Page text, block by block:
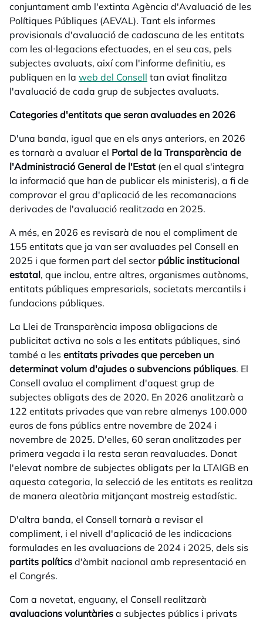
conjuntament amb l'extinta Agència d'Avaluació de les
Polítiques Públiques (AEVAL). Tant els informes
provisionals d'avaluació de cadascuna de les entitats
com les al·legacions efectuades, en el seu cas, pels
subjectes avaluats, així com l'informe definitiu, es
publiquen en la web del Consell tan aviat finalitza
l'avaluació de cada grup de subjectes avaluats.
Categories d'entitats que seran avaluades en 2026
D'una banda, igual que en els anys anteriors, en 2026
es tornarà a avaluar el Portal de la Transparència de
l'Administració General de l'Estat (en el qual s'integra
la informació que han de publicar els ministeris), a fi de
comprovar el grau d'aplicació de les recomanacions
derivades de l'avaluació realitzada en 2025.
A més, en 2026 es revisarà de nou el compliment de
155 entitats que ja van ser avaluades pel Consell en
2025 i que formen part del sector públic institucional
estatal, que inclou, entre altres, organismes autònoms,
entitats públiques empresarials, societats mercantils i
fundacions públiques.
La Llei de Transparència imposa obligacions de
publicitat activa no sols a les entitats públiques, sinó
també a les entitats privades que perceben un
determinat volum d'ajudes o subvencions públiques. El
Consell avalua el compliment d'aquest grup de
subjectes obligats des de 2020. En 2026 analitzarà a
122 entitats privades que van rebre almenys 100.000
euros de fons públics entre novembre de 2024 i
novembre de 2025. D'elles, 60 seran analitzades per
primera vegada i la resta seran reavaluades. Donat
l'elevat nombre de subjectes obligats per la LTAIGB en
aquesta categoria, la selecció de les entitats es realitza
de manera aleatòria mitjançant mostreig estadístic.
D'altra banda, el Consell tornarà a revisar el
compliment, i el nivell d'aplicació de les indicacions
formulades en les avaluacions de 2024 i 2025, dels sis
partits polítics d'àmbit nacional amb representació en
el Congrés.
Com a novetat, enguany, el Consell realitzarà
avaluacions voluntàries a subjectes públics i privats